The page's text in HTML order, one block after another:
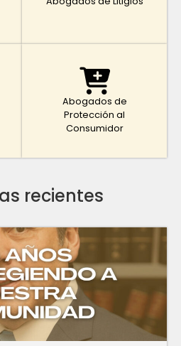
Abogados de
Protección al
Consumidor
recientes